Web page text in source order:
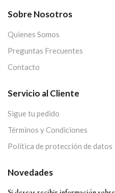
Sobre Nosotros
Quienes Somos
Preguntas Frecuentes
Contacto
Servicio al Cliente
Sigue tu pedido
Términos y Condiciones
Política de protección de datos
Novedades